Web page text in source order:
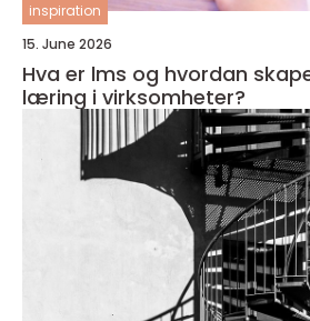
inspiration
15. June 2026
Hva er lms og hvordan
læring i virksomheter?